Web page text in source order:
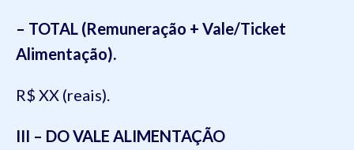
– TOTAL (Remuneração + Vale/Ticket
Alimentação).
R$ XX (reais).
III – DO VALE ALIMENTAÇÃO